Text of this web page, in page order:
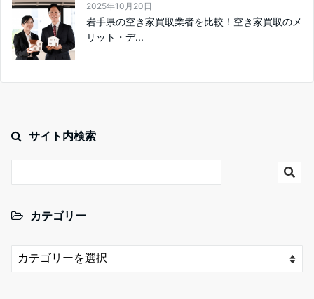
2025年10月20日
岩手県の空き家買取業者を比較！空き家買取のメ
リット・デ...
サイト内検索
カテゴリー